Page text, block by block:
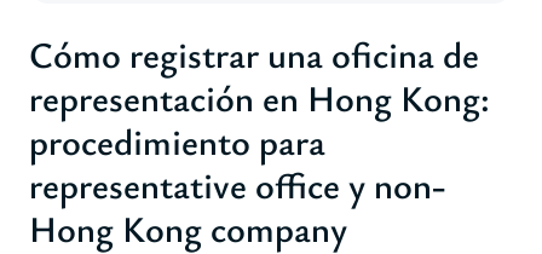
Cómo registrar una oficina de
representación en Hong Kong:
procedimiento para
representative office y non-
Hong Kong company